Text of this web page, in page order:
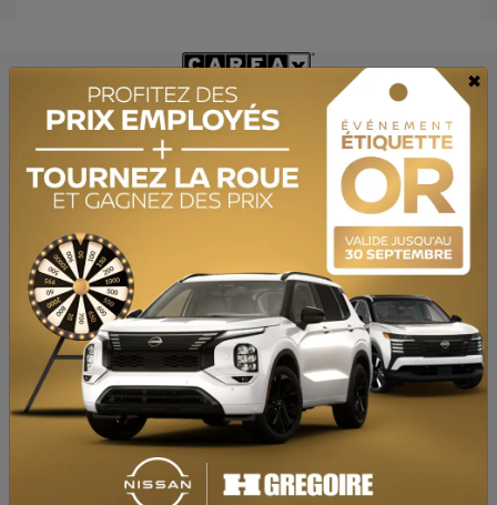
OBTENEZ LE RAPPORT
SPÉCIFICATIONS
ANNÉE :
ODOMÈTRE: 78 140 km
TRANSMISSION : Automatique
MOTRICITÉ : Traction intégrale
MOTEUR : 1.8L
MOTEUR (L) : 1.8
Essence
×